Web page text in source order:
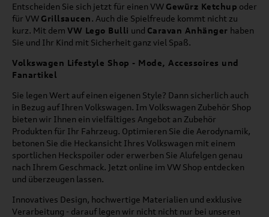
Entscheiden Sie sich jetzt für einen VW Gewürz Ketchup oder
für VW Grillsaucen. Auch die Spielfreude kommt nicht zu
kurz. Mit dem VW Lego Bulli und Caravan Anhänger haben
Sie und Ihr Kind mit Sicherheit ganz viel Spaß.
Volkswagen Lifestyle Shop - Mode, Accessoires und
Fanartikel
Sie legen Wert auf einen eigenen Style? Dann sicherlich auch
in Bezug auf Ihren Volkswagen. Im Volkswagen Zubehör Shop
bieten wir Ihnen ein vielfältiges Angebot an Zubehör
Produkten für Ihr Fahrzeug. Optimieren Sie die Aerodynamik,
betonen Sie die Heckansicht Ihres Volkswagen mit einem
sportlichen Heckspoiler oder erwerben Sie Alufelgen genau
nach Ihrem Geschmack. Jetzt online im VW Shop entdecken
und überzeugen lassen.
Innovatives Design, hochwertige Materialien und exklusive
Verarbeitung - darauf legen wir nicht nicht nur bei unseren